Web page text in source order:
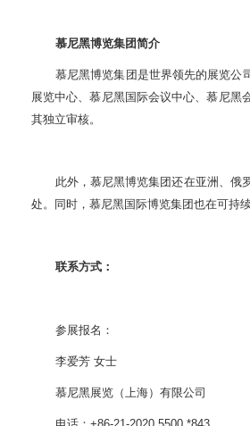
慕尼黑博览集团简介
慕尼黑博览集团是世界领先的展览公
展览中心、慕尼黑国际会议中心、慕尼黑
其独立审核。
此外，慕尼黑博览集团还在亚洲、俄
处。同时，慕尼黑国际博览集团也在可持
联系方式：
参展报名：
李爱芳 女士
慕尼黑展览（上海）有限公司